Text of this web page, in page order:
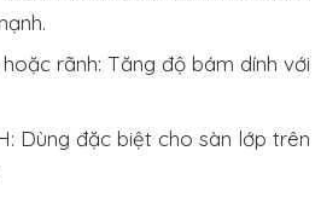
rãnh: Tăng độ bám dính với
Dùng đặc biệt cho sàn lớp trên